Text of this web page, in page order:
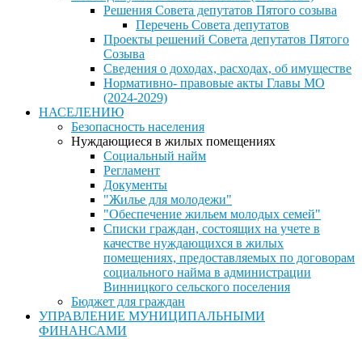
Решения Совета депутатов Пятого созыва
Перечень Совета депутатов
Проекты решений Совета депутатов Пятого
Созыва
Сведения о доходах, расходах, об имуществе
Нормативно- правовые акты Главы МО
(2024-2029)
НАСЕЛЕНИЮ
Безопасность населения
Нуждающиеся в жилых помещениях
Социальный найм
Регламент
Документы
"Жилье для молодежи"
"Обеспечение жильем молодых семей"
Списки граждан, состоящих на учете в
качестве нуждающихся в жилых
помещениях, предоставляемых по договорам
социального найма в администрации
Винницкого сельского поселения
Бюджет для граждан
УПРАВЛЕНИЕ МУНИЦИПАЛЬНЫМИ
ФИНАНСАМИ